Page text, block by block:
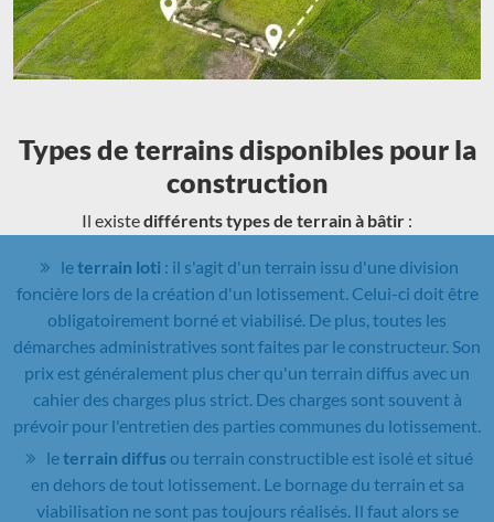
Types de terrains disponibles pour la
construction
Il existedifférents types de terrain à bâtir :
leterrain loti : il s'agit d'un terrain issu d'une division
foncière lors de la création d'un lotissement. Celui-ci doit être
obligatoirement borné et viabilisé. De plus, toutes les
démarches administratives sont faites par le constructeur. Son
prix est généralement plus cher qu'un terrain diffus avec un
cahier des charges plus strict. Des charges sont souvent à
prévoir pour l'entretien des parties communes du lotissement.
leterrain diffusou terrain constructible est isolé et situé
en dehors de tout lotissement. Le bornage du terrain et sa
viabilisation ne sont pas toujours réalisés. Il faut alors se